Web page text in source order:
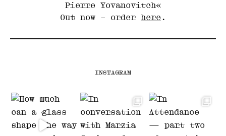
Pierre Yovanovitch«
Out now – order here .
INSTAGRAM